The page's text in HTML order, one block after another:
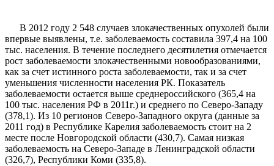
В 2012 году 2 548 случаев злокачественных опухолей были
впервые выявлены, т.е. заболеваемость составила 397,4 на 100
тыс. населения. В течение последнего десятилетия отмечается
рост заболеваемости злокачественными новообразованиями,
как за счет истинного роста заболеваемости, так и за счет
уменьшения численности населения РК. Показатель
заболеваемости остается выше среднероссийского (365,4 на
100 тыс. населения РФ в 2011г.) и среднего по Северо-Западу
(378,1). Из 10 регионов Северо-Западного округа (данные за
2011 год) в Республике Карелия заболеваемость стоит на 2
месте после Новгородской области (430,7). Самая низкая
заболеваемость на Северо-Западе в Ленинградской области
(326,7), Республики Коми (335,8).